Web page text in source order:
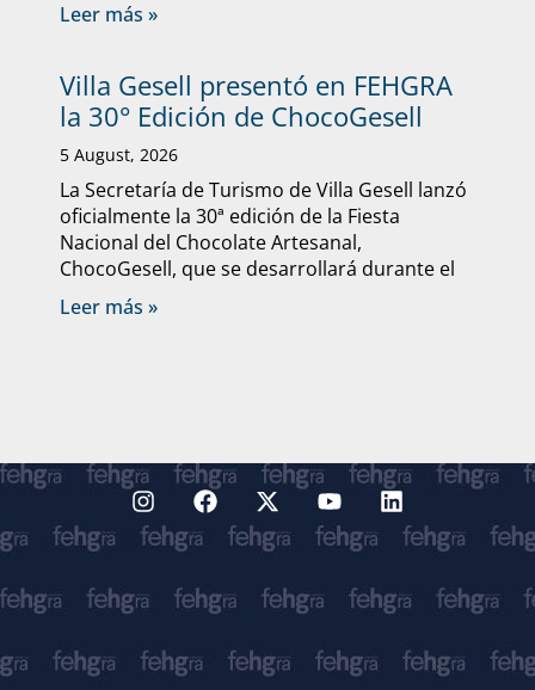
Leer más »
Villa Gesell presentó en FEHGRA
la 30° Edición de ChocoGesell
5 August, 2026
La Secretaría de Turismo de Villa Gesell lanzó
oficialmente la 30ª edición de la Fiesta
Nacional del Chocolate Artesanal,
ChocoGesell, que se desarrollará durante el
Leer más »